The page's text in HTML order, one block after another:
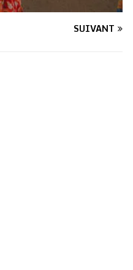
SUIVANT